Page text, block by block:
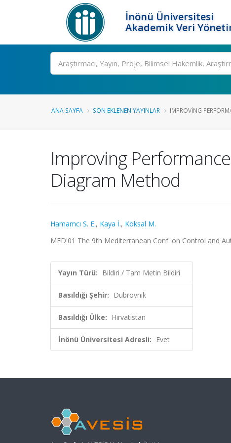
İnönü Üniversitesi
Akademik Veri
Ara
ANA SAYFA SON EKLENEN YAYINLAR IMPROVING
Improving
Diagram Method
Hamamcı S. E., Kaya İ., Köksal M.
MED'01 The 9th Mediterranean Conf. on Control and
Yayın Türü: Bildiri / Tam Metin Bildiri
Basıldığı Şehir: Dubrovnik
Basıldığı Ülke: Hırvatistan
İnönü Üniversitesi Adresli: Evet